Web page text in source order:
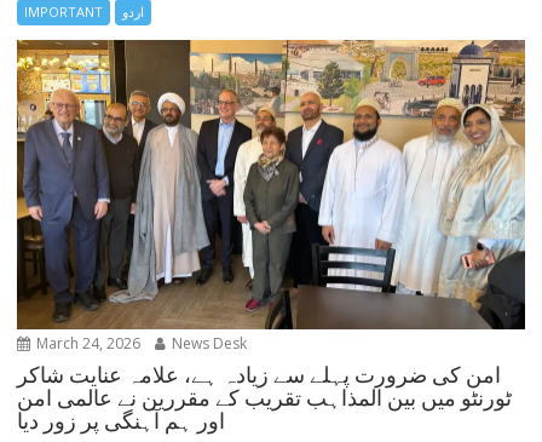
IMPORTANT اردو
March 24, 2026 News Desk
امن کی ضرورت پہلے سے زیادہ ہے، علامہ عنایت شاکر
ٹورنٹو میں بین المذاہب تقریب کے مقررین نے عالمی امن
اور ہم آہنگی پر زور دیا